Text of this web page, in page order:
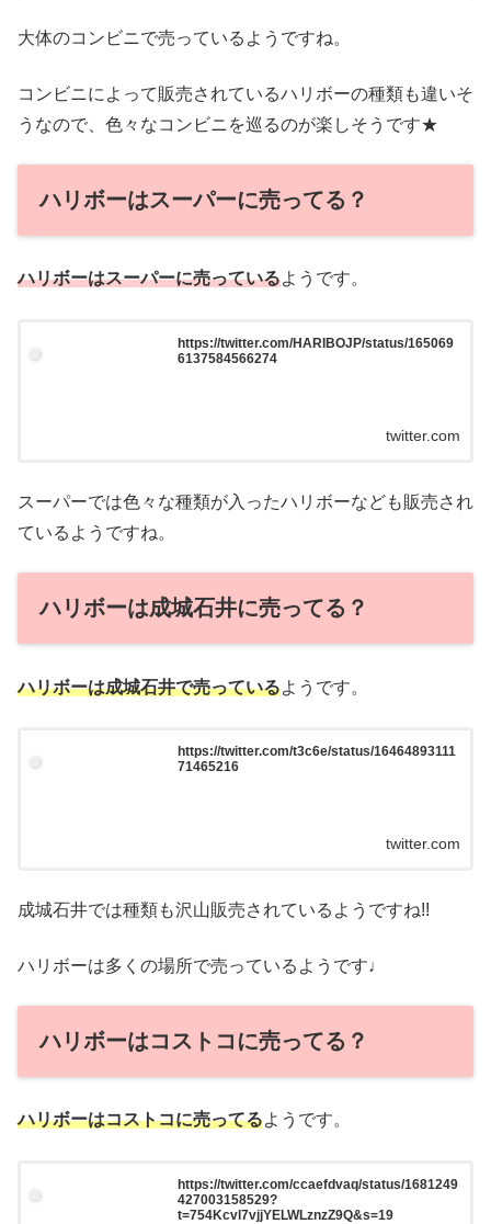
大体のコンビニで売っているようですね。
コンビニによって販売されているハリボーの種類も違いそ
うなので、色々なコンビニを巡るのが楽しそうです★
ハリボーはスーパーに売ってる？
ハリボーはスーパーに売っているようです。
https://twitter.com/HARIBOJP/status/165069
6137584566274
twitter.com
スーパーでは色々な種類が入ったハリボーなども販売され
ているようですね。
ハリボーは成城石井に売ってる？
ハリボーは成城石井で売っているようです。
https://twitter.com/t3c6e/status/16464893111
71465216
twitter.com
成城石井では種類も沢山販売されているようですね!!
ハリボーは多くの場所で売っているようです♩
ハリボーはコストコに売ってる？
ハリボーはコストコに売ってるようです。
https://twitter.com/ccaefdvaq/status/1681249
427003158529?
t=754Kcvl7vjjYELWLznzZ9Q&s=19